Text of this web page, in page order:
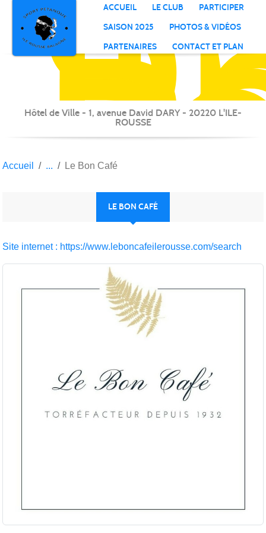
ACCUEIL LE CLUB
PARTICIPER
SAISON 2025
PHOTOS & VIDÉOS
PARTENAIRES
CONTACT ET PLAN
Hôtel de Ville - 1, avenue David DARY - 20220 L'ILE-
ROUSSE
Accueil Le Bon Café
LE BON CAFÉ
Site internet : https://www.leboncafeilerousse.com/search
Panneau de gestion des cookies